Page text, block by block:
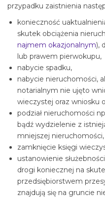
przypadku zaistnienia
konieczność
skutek obciążenia
najmem okazjonalnym),
lub prawem pierwokupu,
nabycie spadku,
nabycie nieruchomości,
notarialnym nie ujęto
wieczystej oraz wniosku
podział nieruchomości
bądź wydzielenie z
mniejszej nieruchomości,
zamknięcie księgi
ustanowienie
drogi koniecznej na
przedsiębiorstwem
znajdują się na gruncie